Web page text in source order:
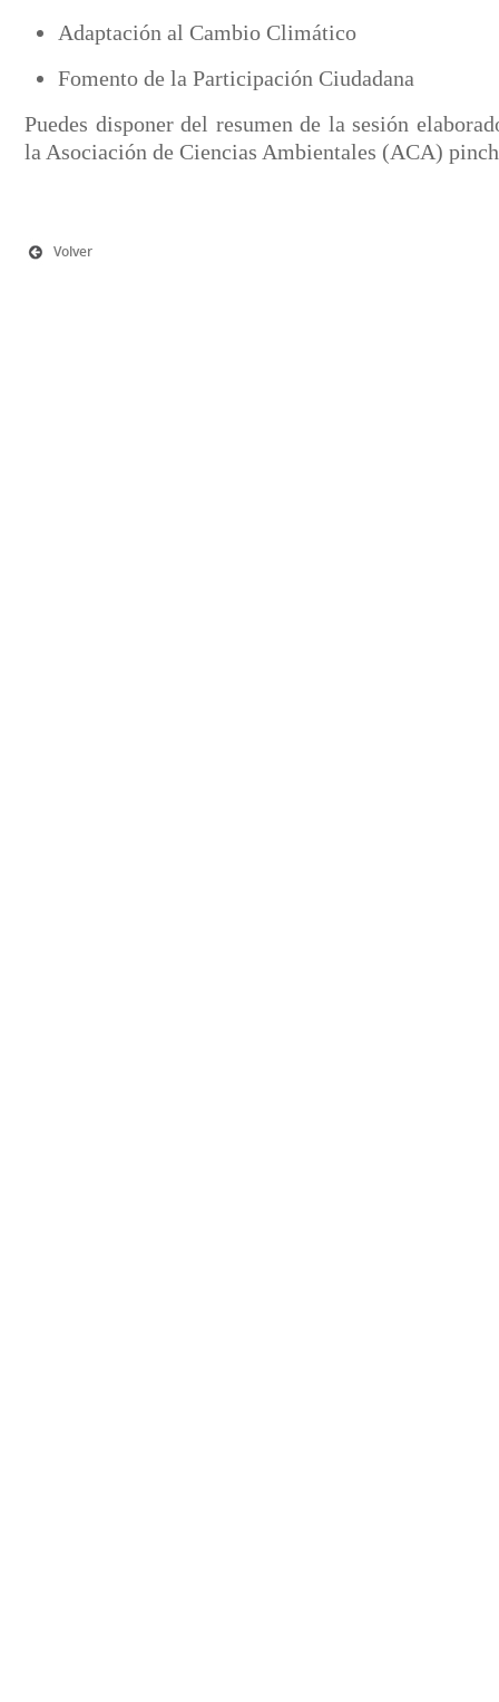
Adaptación al Cambio Climático
Fomento de la Participación Ciudadana
Puedes disponer del resumen de la sesión
la Asociación de Ciencias Ambientales (ACA)
Volver